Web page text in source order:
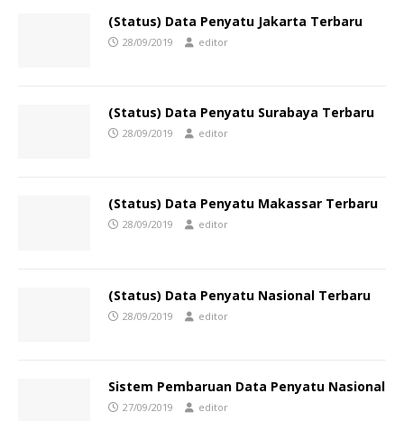
(Status) Data Penyatu Jakarta Terbaru
28/09/2019 editor
(Status) Data Penyatu Surabaya Terbaru
28/09/2019 editor
(Status) Data Penyatu Makassar Terbaru
28/09/2019 editor
(Status) Data Penyatu Nasional Terbaru
28/09/2019 editor
Sistem Pembaruan Data Penyatu Nasional
27/09/2019 editor